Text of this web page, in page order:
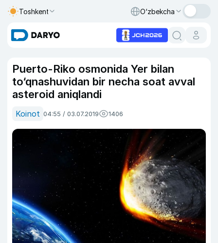
Toshkent O‘zbekcha
Puerto-Riko osmonida Yer bilan
to‘qnashuvidan bir necha soat avval
asteroid aniqlandi
Koinot 04:55 / 03.07.2019 1406